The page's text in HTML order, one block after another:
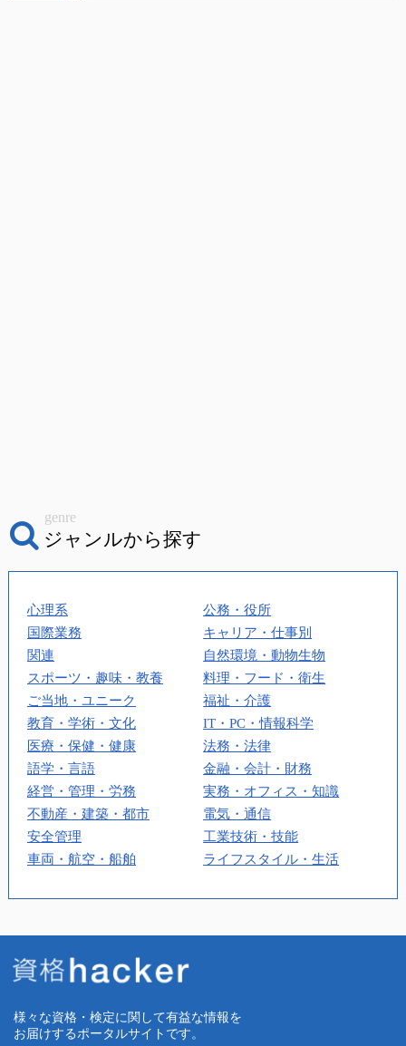
ジャンルから探す
genre
心理系
公務・役所
国際業務
キャリア・仕事別
関連
自然環境・動物生物
スポーツ・趣味・教養
料理・フード・衛生
ご当地・ユニーク
福祉・介護
教育・学術・文化
IT・PC・情報科学
医療・保健・健康
法務・法律
語学・言語
金融・会計・財務
経営・管理・労務
実務・オフィス・知識
不動産・建築・都市
電気・通信
安全管理
工業技術・技能
車両・航空・船舶
ライフスタイル・生活
様々な資格・検定に関して有益な情報を
お届けするポータルサイトです。